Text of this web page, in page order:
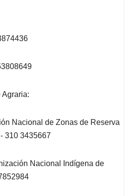
Agraria:
Nacional de Zonas de Reserva
310 3435667
Nacional Indígena de